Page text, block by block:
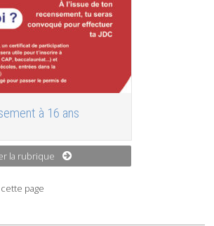
à 16 ans
la rubrique
page